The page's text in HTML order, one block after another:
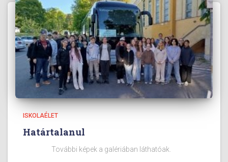
ISKOLAÉLET
Határtalanul
További képek a galériában láthatóak.